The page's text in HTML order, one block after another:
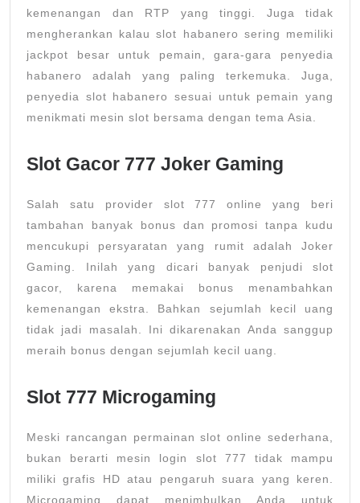
kemenangan dan RTP yang tinggi. Juga tidak
mengherankan kalau slot habanero sering memiliki
jackpot besar untuk pemain, gara-gara penyedia
habanero adalah yang paling terkemuka. Juga,
penyedia slot habanero sesuai untuk pemain yang
menikmati mesin slot bersama dengan tema Asia.
Slot Gacor 777 Joker Gaming
Salah satu provider slot 777 online yang beri
tambahan banyak bonus dan promosi tanpa kudu
mencukupi persyaratan yang rumit adalah Joker
Gaming. Inilah yang dicari banyak penjudi slot
gacor, karena memakai bonus menambahkan
kemenangan ekstra. Bahkan sejumlah kecil uang
tidak jadi masalah. Ini dikarenakan Anda sanggup
meraih bonus dengan sejumlah kecil uang.
Slot 777 Microgaming
Meski rancangan permainan slot online sederhana,
bukan berarti mesin login slot 777 tidak mampu
miliki grafis HD atau pengaruh suara yang keren.
Microgaming dapat menimbulkan Anda untuk